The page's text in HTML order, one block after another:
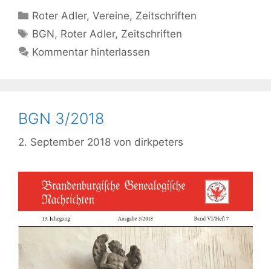
Kategorien
Roter Adler,Vereine, Zeitschriften
Schlagwörter
BGN, Roter Adler, Zeitschriften
Kommentar hinterlassen
BGN 3/2018
2. September 2018 von dirkpeters